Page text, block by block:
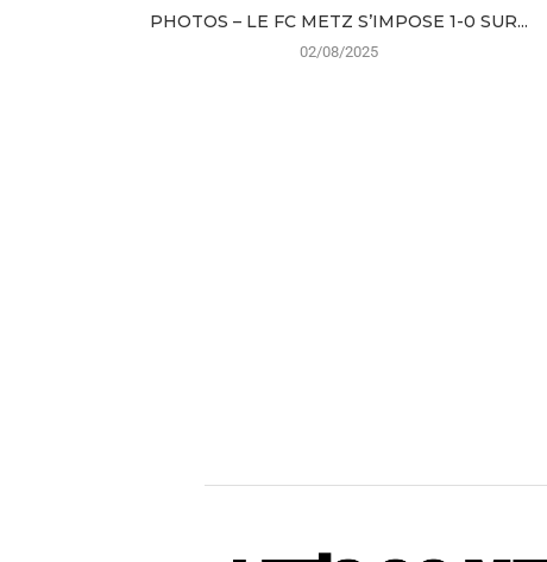
PHOTOS – LE FC METZ S’IMPOSE 1-0 SUR...
02/08/2025